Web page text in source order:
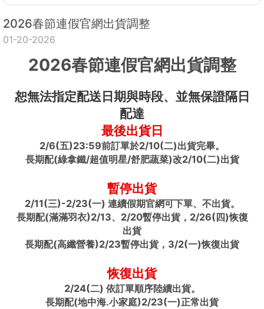
2026春節連假官網出貨調整
01-20-2026
2026春節連假官網出貨調整
恕無法指定配送日期與時段、並無保證隔日
配達
最後出貨日
2/6(五)23:59前訂單於2/10(二)出貨完畢。
長期配(綠拿鐵/超值明星/舒肥蔬菜)改2/10(二)出貨
暫停出貨
2/11(三)-2/23(一) 連續假期官網可下單、不出貨。
長期配(滿滿羽衣)2/13、2/20暫停出貨，2/26(四)恢復
出貨
長期配(高纖營養)2/23暫停出貨，3/2(一)恢復出貨
恢復出貨
2/24(二) 依訂單順序陸續出貨。
長期配(地中海.小家庭)2/23(一)正常出貨